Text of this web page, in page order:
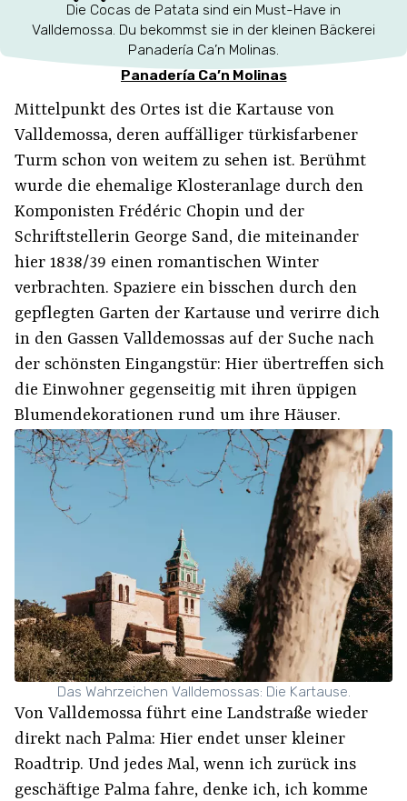
Die Cocas de Patata sind ein Must-Have in
Valldemossa. Du bekommst sie in der kleinen Bäckerei
Panadería Ca’n Molinas.
Panadería Ca’n Molinas
Mittelpunkt des Ortes ist die Kartause von
Valldemossa, deren auffälliger türkisfarbener
Turm schon von weitem zu sehen ist. Berühmt
wurde die ehemalige Klosteranlage durch den
Komponisten Frédéric Chopin und der
Schriftstellerin George Sand, die miteinander
hier 1838/39 einen romantischen Winter
verbrachten. Spaziere ein bisschen durch den
gepflegten Garten der Kartause und verirre dich
in den Gassen Valldemossas auf der Suche nach
der schönsten Eingangstür: Hier übertreffen sich
die Einwohner gegenseitig mit ihren üppigen
Blumendekorationen rund um ihre Häuser.
Das Wahrzeichen Valldemossas: Die Kartause.
Von Valldemossa führt eine Landstraße wieder
direkt nach Palma: Hier endet unser kleiner
Roadtrip. Und jedes Mal, wenn ich zurück ins
geschäftige Palma fahre, denke ich, ich komme